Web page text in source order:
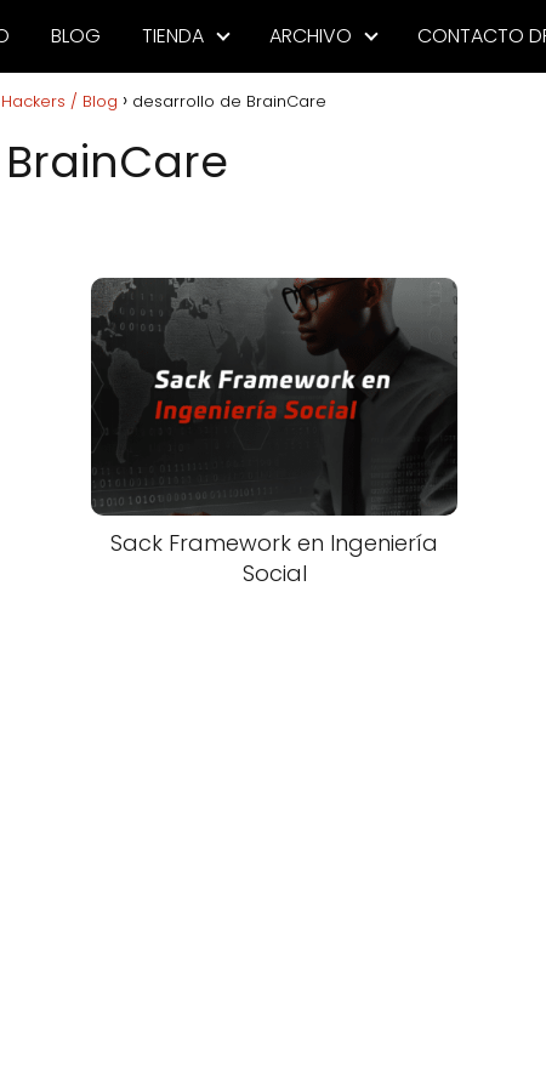
BLOG TIENDA ARCHIVO CONTACTO
/ Blog desarrollo de BrainCare
Sack Framework en Ingeniería
Social